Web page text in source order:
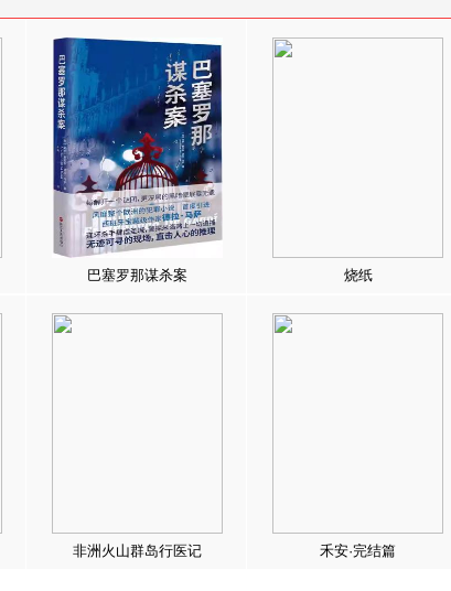
巴塞罗那谋杀案 烧纸
非洲火山群岛行医记 禾安·完结篇